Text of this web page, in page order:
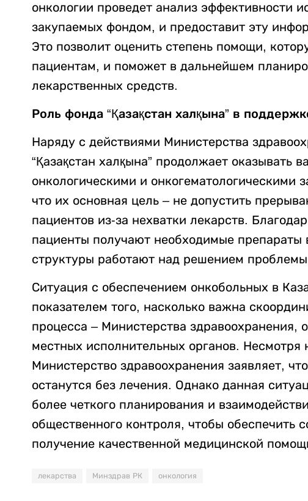
онкологии проведет анализ эффективности
закупаемых фондом, и предоставит эту
Это позволит оценить степень помощи,
пациентам, и поможет в дальнейшем
лекарственных средств.
Роль фонда “Қазақстан халқына” в
Наряду с действиями Министерства
“Қазақстан халқына” продолжает оказывать
онкологическими и онкогематологическими
что их основная цель – не допустить
пациентов из-за нехватки лекарств.
пациенты получают необходимые препараты
структуры работают над решением
Ситуация с обеспечением онкобольных в
показателем того, насколько важна
процесса – Министерства здравоохранения,
местных исполнительных органов. Несмотря
Министерство здравоохранения заявляет,
останутся без лечения. Однако данная
более четкого планирования и
общественного контроля, чтобы обеспечить
получение качественной медицинской
лекарства Минздрав РК онкология